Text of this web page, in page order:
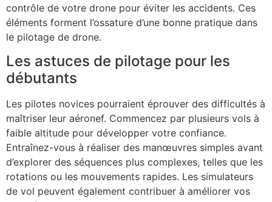
contrôle de votre drone pour éviter les accidents. Ces
éléments forment l’ossature d’une bonne pratique dans
le pilotage de drone.
Les astuces de pilotage pour les
débutants
Les pilotes novices pourraient éprouver des difficultés à
maîtriser leur aéronef. Commencez par plusieurs vols à
faible altitude pour développer votre confiance.
Entraînez-vous à réaliser des manœuvres simples avant
d’explorer des séquences plus complexes, telles que les
rotations ou les mouvements rapides. Les simulateurs
de vol peuvent également contribuer à améliorer vos